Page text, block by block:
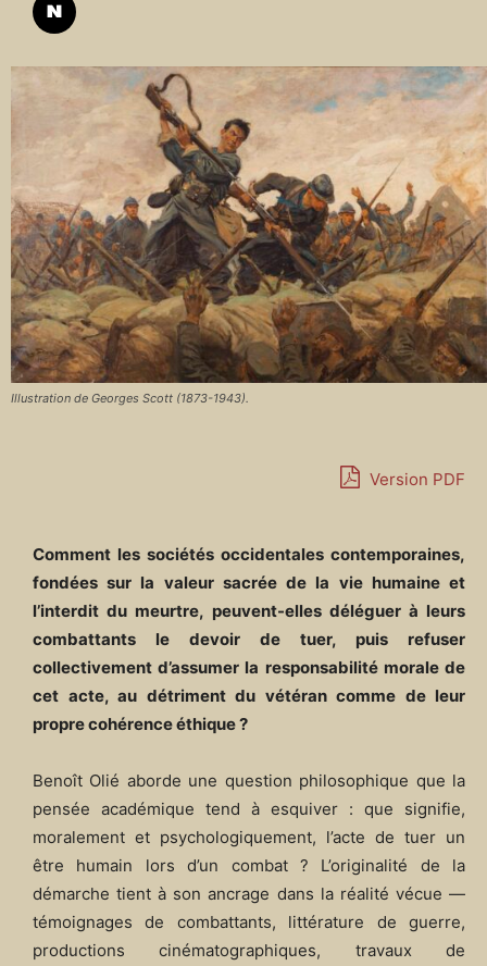
Illustration de Georges Scott (1873-1943).
Version PDF
Comment les sociétés occidentales contemporaines,
fondées sur la valeur sacrée de la vie humaine et
l’interdit du meurtre, peuvent-elles déléguer à leurs
combattants le devoir de tuer, puis refuser
collectivement d’assumer la responsabilité morale de
cet acte, au détriment du vétéran comme de leur
propre cohérence éthique ?
Benoît Olié aborde une question philosophique que la
pensée académique tend à esquiver : que signifie,
moralement et psychologiquement, l’acte de tuer un
être humain lors d’un combat ? L’originalité de la
démarche tient à son ancrage dans la réalité vécue —
témoignages de combattants, littérature de guerre,
productions cinématographiques, travaux de